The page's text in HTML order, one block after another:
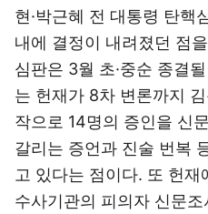
현·박근혜 전 대통령 탄핵
내에 결정이 내려졌던 점
심판은 3월 초·중순 종결
는 헌재가 8차 변론까지
작으로 14명의 증인을 신
갈리는 증언과 진술 번복
고 있다는 점이다. 또 헌
수사기관의 피의자 신문